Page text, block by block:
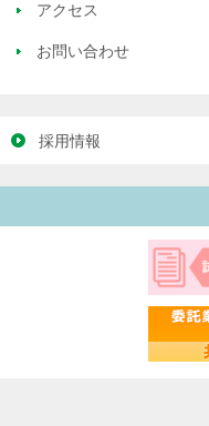
アクセス
お問い合わせ
採用情報